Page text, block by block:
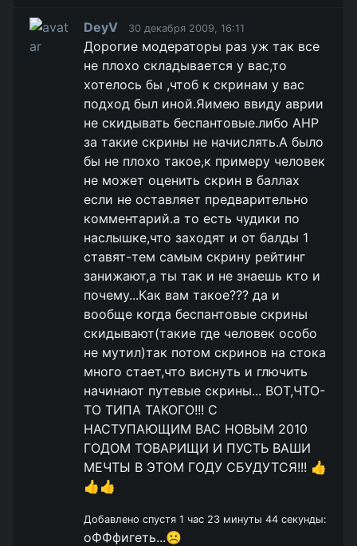
DeyV 30 декабря 2009, 16:11
Дорогие модераторы раз уж так все
не плохо складывается у вас,то
хотелось бы ,чтоб к скринам у вас
подход был иной.Яимею ввиду аврии
не скидывать беспантовые.либо АНР
за такие скрины не начислять.А было
бы не плохо такое,к примеру человек
не может оценить скрин в баллах
если не оставляет предварительно
комментарий.а то есть чудики по
наслышке,что заходят и от балды 1
ставят-тем самым скрину рейтинг
занижают,а ты так и не знаешь кто и
почему...Как вам такое??? да и
вообще когда беспантовые скрины
скидывают(такие где человек особо
не мутил)так потом скринов на стока
много стает,что виснуть и глючить
начинают путевые скрины... ВОТ,ЧТО-
ТО ТИПА ТАКОГО!!! С
НАСТУПАЮЩИМ ВАС НОВЫМ 2010
ГОДОМ ТОВАРИЩИ И ПУСТЬ ВАШИ
МЕЧТЫ В ЭТОМ ГОДУ СБУДУТСЯ!!! 👍
👍👍
Добавлено спустя 1 час 23 минуты 44 секунды:
оФФфигеть...☹️